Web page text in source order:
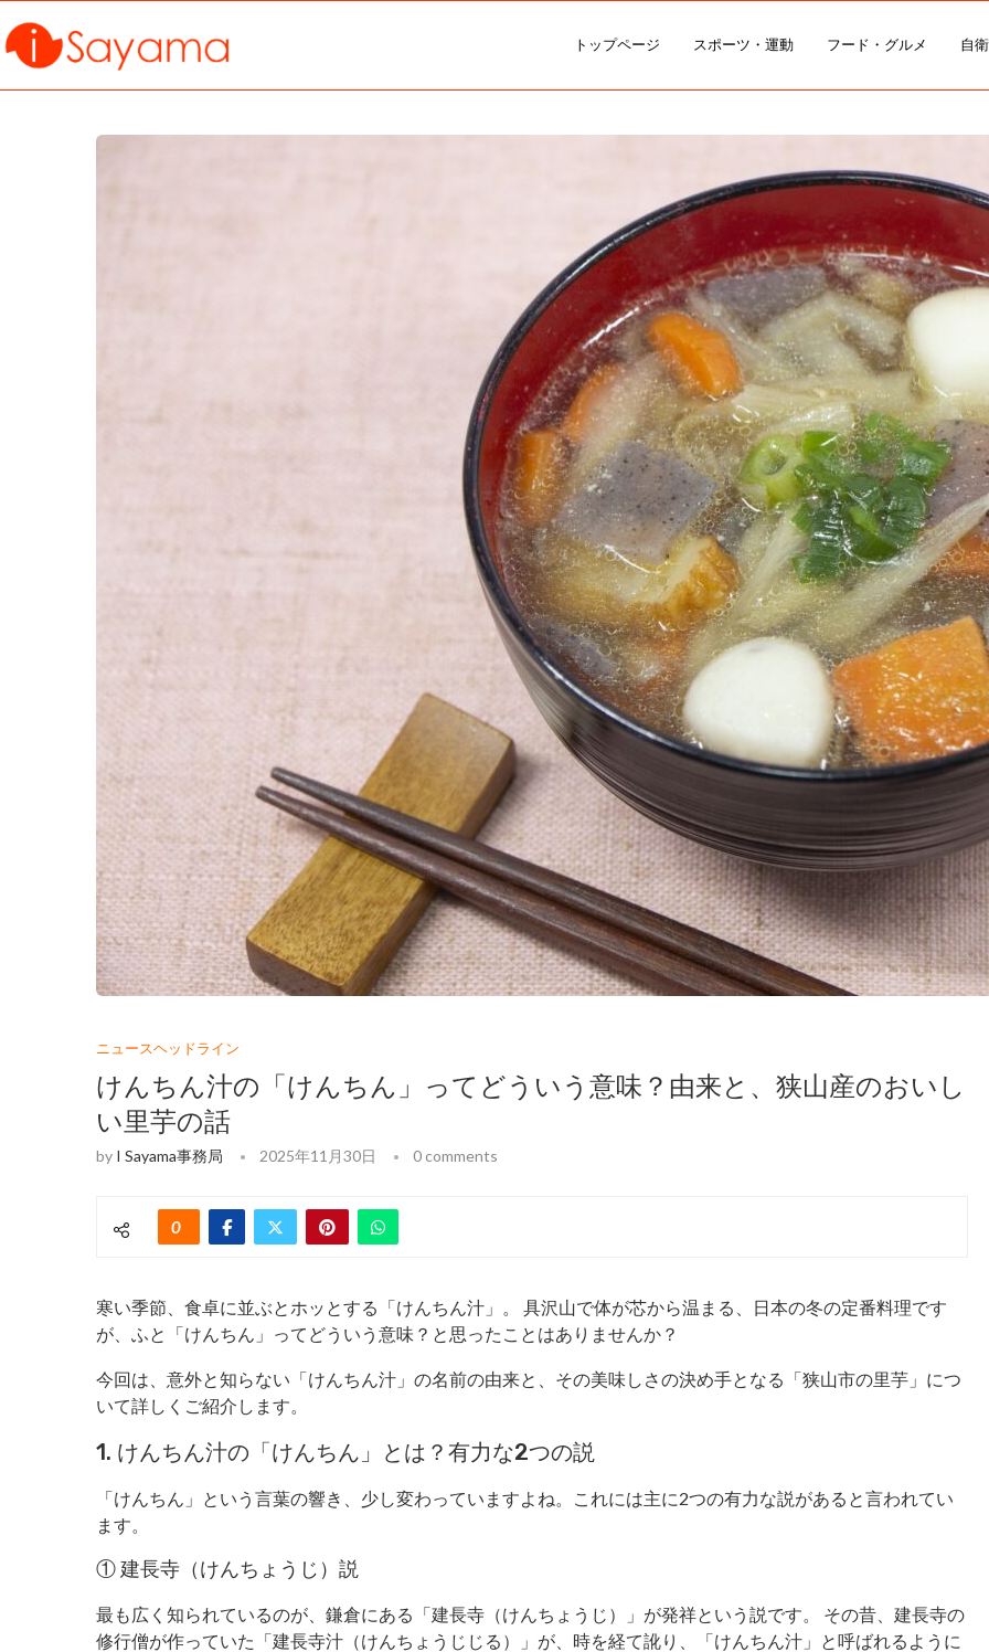
トップページ スポーツ・運動 フード・グルメ 自
ニュースヘッドライン
けんちん汁の「けんちん」ってどういう意味？由来と、狭山産のおいし
い里芋の話
by I Sayama事務局 2025年11月30日 0 comments
0
寒い季節、食卓に並ぶとホッとする「けんちん汁」。 具沢山で体が芯から温まる、日本の冬の定番料理です
が、ふと「けんちん」ってどういう意味？と思ったことはありませんか？
今回は、意外と知らない「けんちん汁」の名前の由来と、その美味しさの決め手となる「狭山市の里芋」につ
いて詳しくご紹介します。
1. けんちん汁の「けんちん」とは？有力な2つの説
「けんちん」という言葉の響き、少し変わっていますよね。これには主に2つの有力な説があると言われてい
ます。
① 建長寺（けんちょうじ）説
最も広く知られているのが、鎌倉にある「建長寺（けんちょうじ）」が発祥という説です。 その昔、建長寺の
修行僧が作っていた「建長寺汁（けんちょうじじる）」が、時を経て訛り、「けんちん汁」と呼ばれるように